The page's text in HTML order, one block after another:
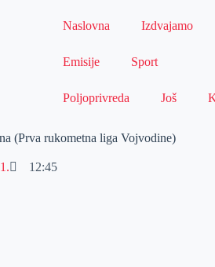
Naslovna Izdvajamo
Emisije Sport
Poljoprivreda Još
(Prva rukometna liga Vojvodine)
12:45